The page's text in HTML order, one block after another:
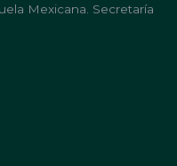
Mexicana. Secretaría